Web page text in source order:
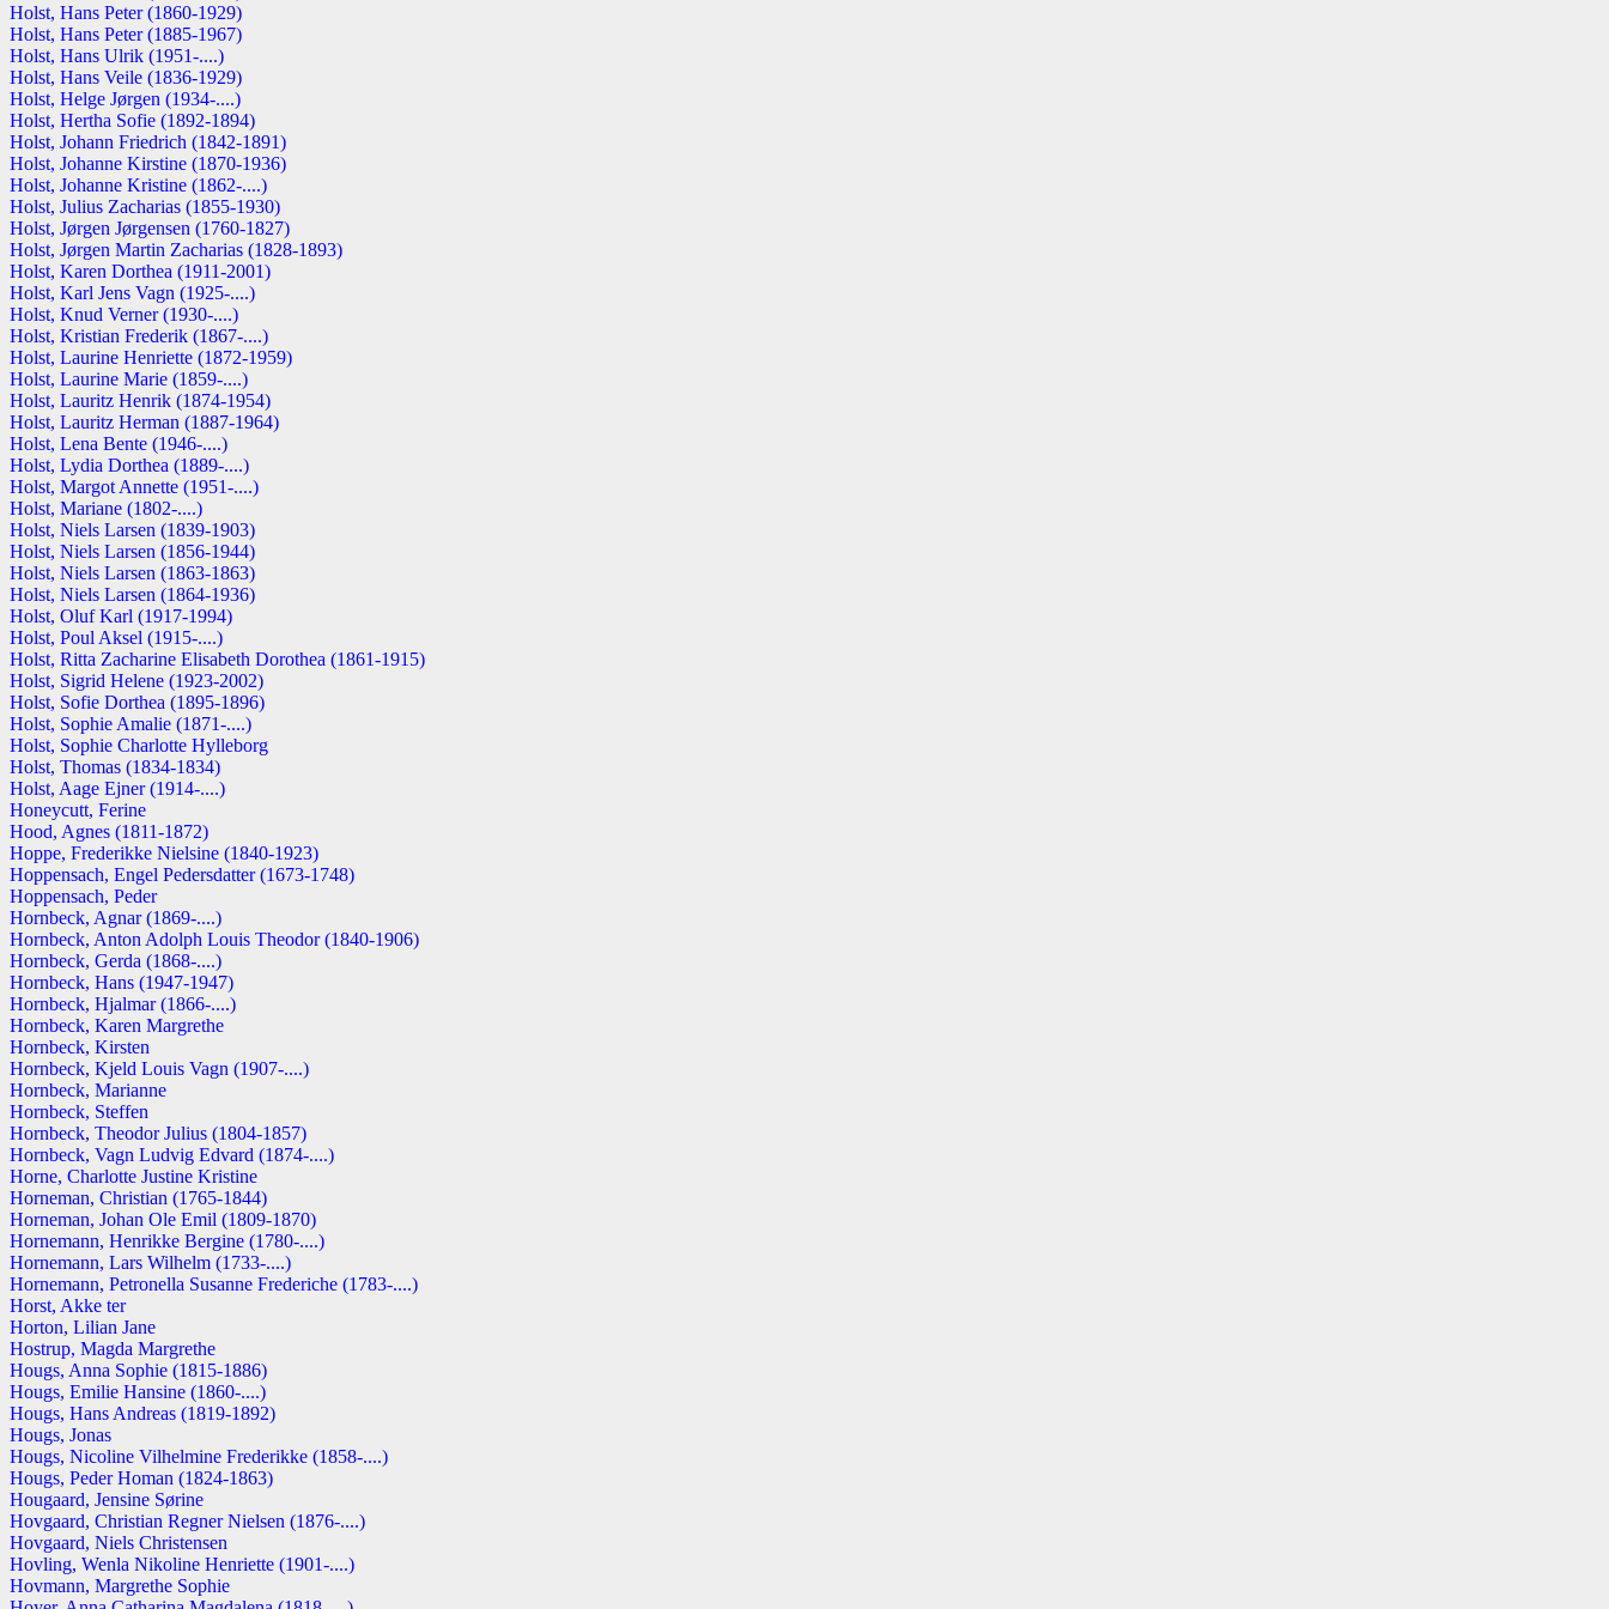
Holst, Hans Peter (1860-1929)
Holst, Hans Peter (1885-1967)
Holst, Hans Ulrik (1951-....)
Holst, Hans Veile (1836-1929)
Holst, Helge Jørgen (1934-....)
Holst, Hertha Sofie (1892-1894)
Holst, Johann Friedrich (1842-1891)
Holst, Johanne Kirstine (1870-1936)
Holst, Johanne Kristine (1862-....)
Holst, Julius Zacharias (1855-1930)
Holst, Jørgen Jørgensen (1760-1827)
Holst, Jørgen Martin Zacharias (1828-1893)
Holst, Karen Dorthea (1911-2001)
Holst, Karl Jens Vagn (1925-....)
Holst, Knud Verner (1930-....)
Holst, Kristian Frederik (1867-....)
Holst, Laurine Henriette (1872-1959)
Holst, Laurine Marie (1859-....)
Holst, Lauritz Henrik (1874-1954)
Holst, Lauritz Herman (1887-1964)
Holst, Lena Bente (1946-....)
Holst, Lydia Dorthea (1889-....)
Holst, Margot Annette (1951-....)
Holst, Mariane (1802-....)
Holst, Niels Larsen (1839-1903)
Holst, Niels Larsen (1856-1944)
Holst, Niels Larsen (1863-1863)
Holst, Niels Larsen (1864-1936)
Holst, Oluf Karl (1917-1994)
Holst, Poul Aksel (1915-....)
Holst, Ritta Zacharine Elisabeth Dorothea (1861-1915)
Holst, Sigrid Helene (1923-2002)
Holst, Sofie Dorthea (1895-1896)
Holst, Sophie Amalie (1871-....)
Holst, Sophie Charlotte Hylleborg
Holst, Thomas (1834-1834)
Holst, Aage Ejner (1914-....)
Honeycutt, Ferine
Hood, Agnes (1811-1872)
Hoppe, Frederikke Nielsine (1840-1923)
Hoppensach, Engel Pedersdatter (1673-1748)
Hoppensach, Peder
Hornbeck, Agnar (1869-....)
Hornbeck, Anton Adolph Louis Theodor (1840-1906)
Hornbeck, Gerda (1868-....)
Hornbeck, Hans (1947-1947)
Hornbeck, Hjalmar (1866-....)
Hornbeck, Karen Margrethe
Hornbeck, Kirsten
Hornbeck, Kjeld Louis Vagn (1907-....)
Hornbeck, Marianne
Hornbeck, Steffen
Hornbeck, Theodor Julius (1804-1857)
Hornbeck, Vagn Ludvig Edvard (1874-....)
Horne, Charlotte Justine Kristine
Horneman, Christian (1765-1844)
Horneman, Johan Ole Emil (1809-1870)
Hornemann, Henrikke Bergine (1780-....)
Hornemann, Lars Wilhelm (1733-....)
Hornemann, Petronella Susanne Frederiche (1783-....)
Horst, Akke ter
Horton, Lilian Jane
Hostrup, Magda Margrethe
Hougs, Anna Sophie (1815-1886)
Hougs, Emilie Hansine (1860-....)
Hougs, Hans Andreas (1819-1892)
Hougs, Jonas
Hougs, Nicoline Vilhelmine Frederikke (1858-....)
Hougs, Peder Homan (1824-1863)
Hougaard, Jensine Sørine
Hovgaard, Christian Regner Nielsen (1876-....)
Hovgaard, Niels Christensen
Hovling, Wenla Nikoline Henriette (1901-....)
Hovmann, Margrethe Sophie